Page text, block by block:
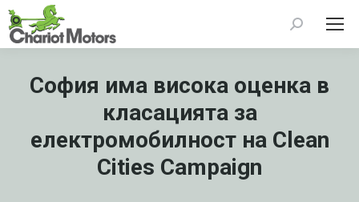
Search:
София има висока оценка в
класацията за
електромобилност на Clean
Cities Campaign